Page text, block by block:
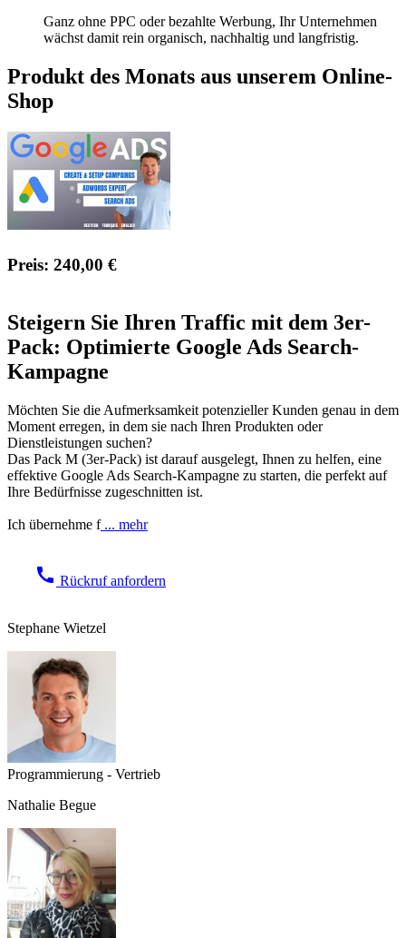
Ganz ohne PPC oder bezahlte Werbung, Ihr Unternehmen
wächst damit rein organisch, nachhaltig und langfristig.
Produkt des Monats aus unserem Online-
Shop
Preis: 240,00 €
Steigern Sie Ihren Traffic mit dem 3er-
Pack: Optimierte Google Ads Search-
Kampagne
Möchten Sie die Aufmerksamkeit potenzieller Kunden genau in dem
Moment erregen, in dem sie nach Ihren Produkten oder
Dienstleistungen suchen?
Das Pack M (3er-Pack) ist darauf ausgelegt, Ihnen zu helfen, eine
effektive Google Ads Search-Kampagne zu starten, die perfekt auf
Ihre Bedürfnisse zugeschnitten ist.
Ich übernehme f... mehr
call Rückruf anfordern
Stephane Wietzel
Programmierung - Vertrieb
Nathalie Begue